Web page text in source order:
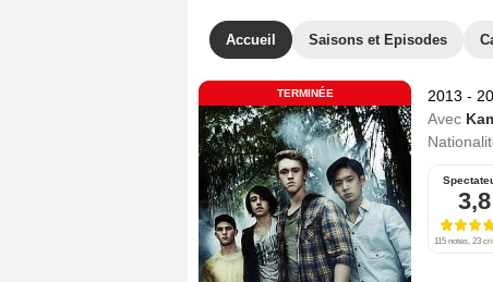
Accueil Saisons et Episodes
TERMINÉE 2013 -
Avec
3,8
115 notes, 23